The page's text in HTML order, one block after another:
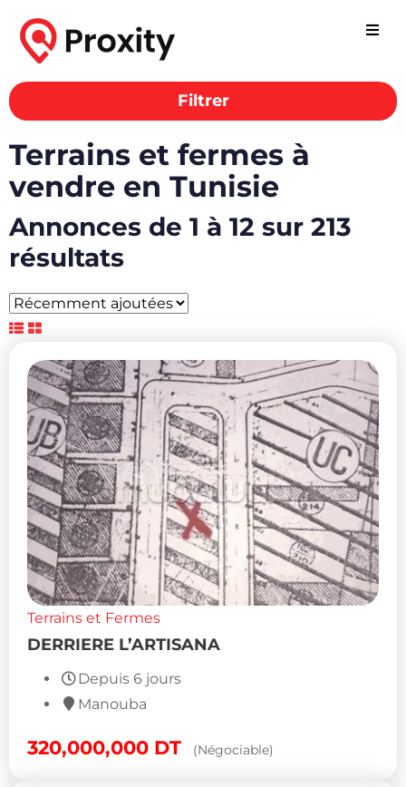
Filtrer
Terrains et fermes à
vendre en Tunisie
Annonces de 1 à 12 sur 213
résultats
Terrains et Fermes
DERRIERE L’ARTISANA
Depuis 6 jours
Manouba
320,000,000 DT (Négociable)